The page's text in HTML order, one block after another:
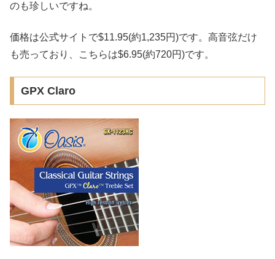
のも珍しいですね。
価格は公式サイトで$11.95(約1,235円)です。高音弦だけ
も売っており、こちらは$6.95(約720円)です。
GPX Claro